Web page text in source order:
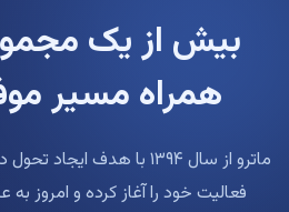
بیش از یک
همراه مسیر
ماترو از سال ۱۳۹۴ با هدف
فعالیت خود را آغاز کرده و امروز